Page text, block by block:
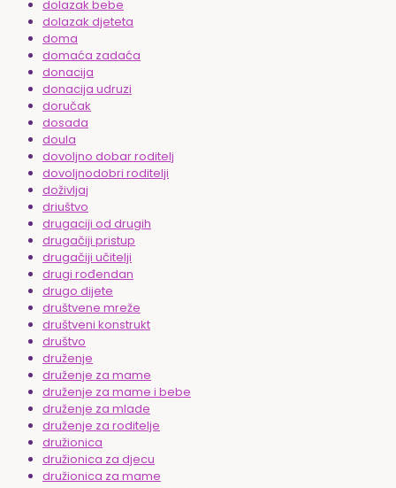
dolazak bebe
dolazak djeteta
doma
domaća zadaća
donacija
donacija udruzi
doručak
dosada
doula
dovoljno dobar roditelj
dovoljnodobri roditelji
doživljaj
driuštvo
drugaciji od drugih
drugačiji pristup
drugačiji učitelji
drugi rođendan
drugo dijete
društvene mreže
društveni konstrukt
društvo
druženje
druženje za mame
druženje za mame i bebe
druženje za mlade
druženje za roditelje
družionica
družionica za djecu
družionica za mame